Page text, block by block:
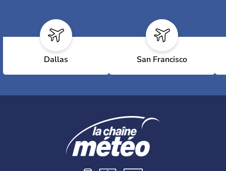
Dallas San Francisco